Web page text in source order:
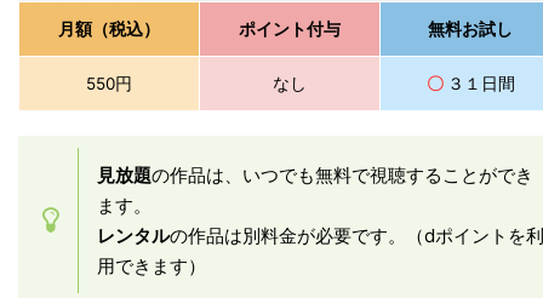
月額（税込） ポイント付与 無料お試し
550円 なし 〇 ３１日間
見放題の作品は、いつでも無料で視聴することができ
ます。
レンタルの作品は別料金が必要です。（dポイントを利
用できます）